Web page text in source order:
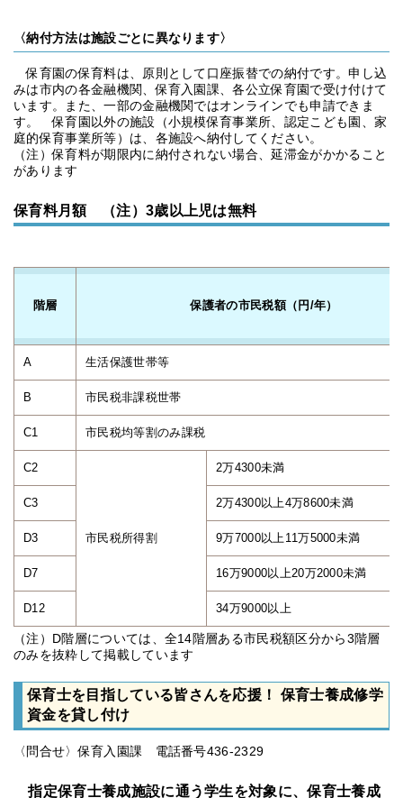
〈納付方法は施設ごとに異なります〉
保育園の保育料は、原則として口座振替での納付です。申し込
みは市内の各金融機関、保育入園課、各公立保育園で受け付けて
います。また、一部の金融機関ではオンラインでも申請できま
す。 保育園以外の施設（小規模保育事業所、認定こども園、家
庭的保育事業所等）は、各施設へ納付してください。
（注）保育料が期限内に納付されない場合、延滞金がかかること
があります
保育料月額 （注）3歳以上児は無料
階層 保護者の市民税額（円/年）
A 生活保護世帯等
B 市民税非課税世帯
C1 市民税均等割のみ課税
C2
市民税所得割
2万4300未満
C3 2万4300以上4万8600未満
D3 9万7000以上11万5000未満
D7 16万9000以上20万2000未満
D12 34万9000以上
（注）D階層については、全14階層ある市民税額区分から3階層
のみを抜粋して掲載しています
保育士を目指している皆さんを応援！ 保育士養成修学
資金を貸し付け
〈問合せ〉保育入園課 電話番号436-2329
指定保育士養成施設に通う学生を対象に、保育士養成